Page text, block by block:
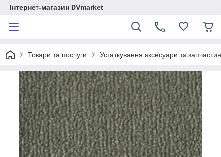
Інтернет-магазин DVmarket
Товари та послуги Устаткування аксесуари та